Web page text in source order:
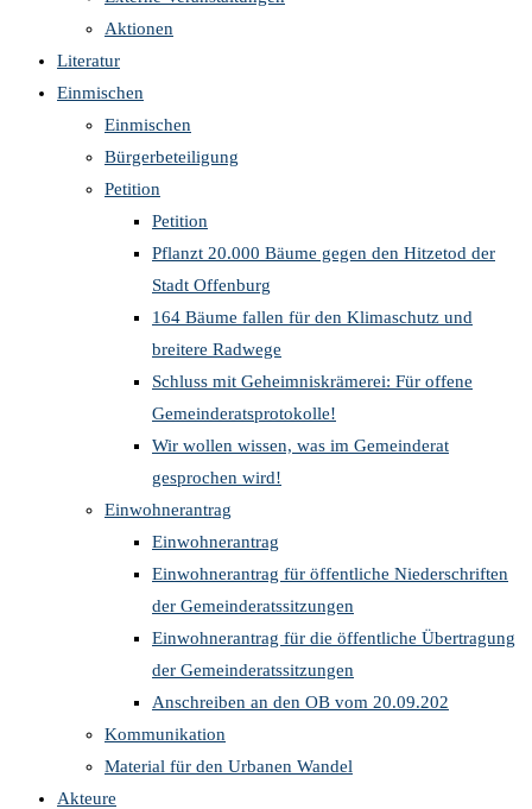
Aktionen
Literatur
Einmischen
Einmischen
Bürgerbeteiligung
Petition
Petition
Pflanzt 20.000 Bäume gegen den Hitzetod der
Stadt Offenburg
164 Bäume fallen für den Klimaschutz und
breitere Radwege
Schluss mit Geheimniskrämerei: Für offene
Gemeinderatsprotokolle!
Wir wollen wissen, was im Gemeinderat
gesprochen wird!
Einwohnerantrag
Einwohnerantrag
Einwohnerantrag für öffentliche Niederschriften
der Gemeinderatssitzungen
Einwohnerantrag für die öffentliche Übertragung
der Gemeinderatssitzungen
Anschreiben an den OB vom 20.09.202
Kommunikation
Material für den Urbanen Wandel
Akteure